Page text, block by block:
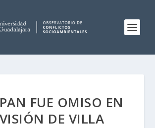
FUE OMISO EN
DE VILLA